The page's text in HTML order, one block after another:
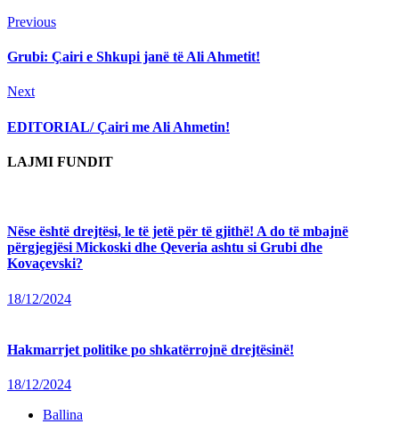
Continue
Reading
PreviousPrevious
Grubi: Çairi e Shkupi janë të Ali Ahmetit!
NextNext
EDITORIAL/ Çairi me Ali Ahmetin!
LAJMI FUNDIT
Nëse është drejtësi, le të jetë për të gjithë! A do të mbajnë
përgjegjësi Mickoski dhe Qeveria ashtu si Grubi dhe
Kovaçevski?
18/12/2024
Hakmarrjet politike po shkatërrojnë drejtësinë!
18/12/2024
Ballina